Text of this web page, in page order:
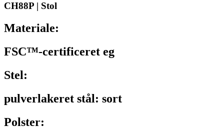
CH88P | Stol
Materiale:
FSC™-certificeret eg
Stel:
pulverlakeret stål: sort
Polster: